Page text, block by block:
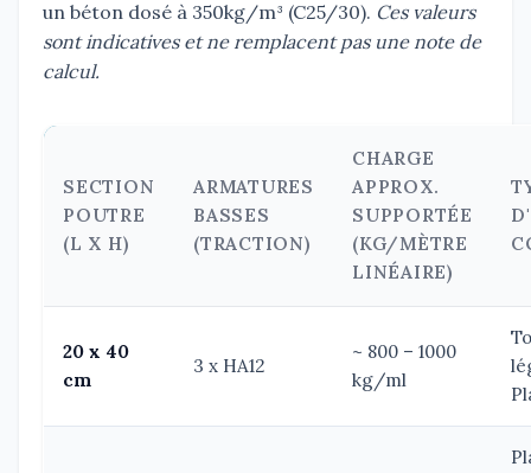
un béton dosé à 350kg/m³ (C25/30). Ces valeurs
sont indicatives et ne remplacent pas une note de
calcul.
SECTION
POUTRE
(L X H)
ARMATURES
BASSES
(TRACTION)
CHARGE
APPROX.
SUPPORTÉE
(KG/MÈTRE
LINÉAIRE)
20 x 40
cm
3 x HA12
~ 800 – 1000
kg/ml